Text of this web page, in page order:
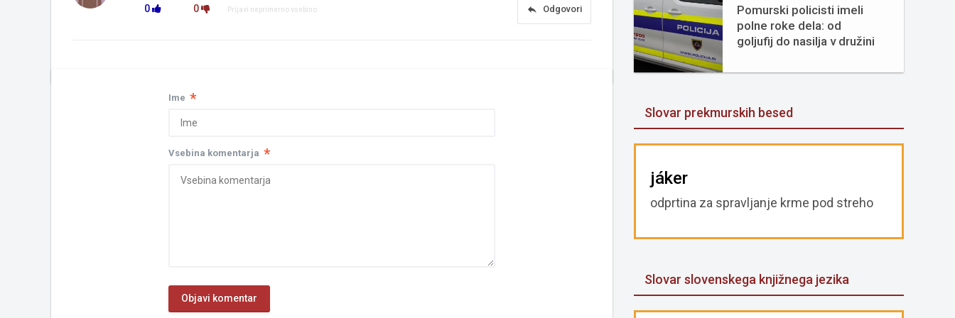
0 0 reply Odgovori
Prijavi neprimerno vsebino
Ime *
Vsebina komentarja *
Pomurski policisti imeli
polne roke dela: od
goljufij do nasilja v družini
Slovar prekmurskih besed
jáker
odprtina za spravljanje krme pod streho
Slovar slovenskega knjižnega jezika